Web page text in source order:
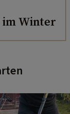
im Winter